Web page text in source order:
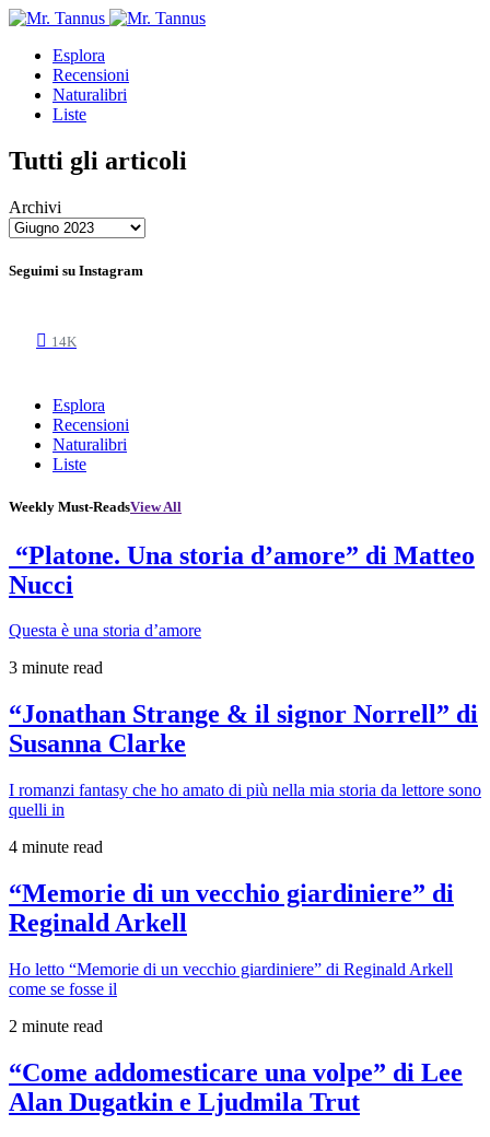
Esplora
Recensioni
Naturalibri
Liste
Tutti gli articoli
Archivi
Seguimi su Instagram
14K
Esplora
Recensioni
Naturalibri
Liste
Weekly Must-ReadsView All
“Platone. Una storia d’amore” di Matteo
Nucci
Questa è una storia d’amore
3 minute read
“Jonathan Strange & il signor Norrell” di
Susanna Clarke
I romanzi fantasy che ho amato di più nella mia storia da lettore sono
quelli in
4 minute read
“Memorie di un vecchio giardiniere” di
Reginald Arkell
Ho letto “Memorie di un vecchio giardiniere” di Reginald Arkell
come se fosse il
2 minute read
“Come addomesticare una volpe” di Lee
Alan Dugatkin e Ljudmila Trut